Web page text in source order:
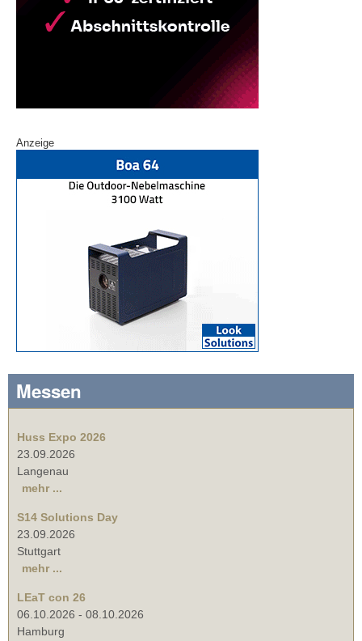
Anzeige
Messen
Huss Expo 2026
23.09.2026
Langenau
mehr ...
S14 Solutions Day
23.09.2026
Stuttgart
mehr ...
LEaT con 26
06.10.2026 - 08.10.2026
Hamburg